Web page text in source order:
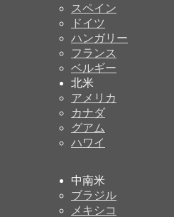
スペイン
ドイツ
ハンガリー
フランス
ベルギー
北米
アメリカ
カナダ
グアム
ハワイ
中南米
ブラジル
メキシコ